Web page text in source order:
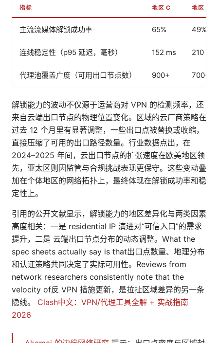
指标 地区 C 地区 D
主流流媒体解锁成功率 65% 49%
连线稳定性（p95 延迟，毫秒） 152 ms 210 ms
代理池覆盖广度（可用出口节点数） 900+ 700+
解锁能力的波动不仅源于运营商对 VPN 的检测频率，还
来自云端出口节点的物理位置变化。区域的云厂商策略在
过去 12 个月里有显著调整，一些出口点被替换或收缩，
直接压缩了可用的出口路径数量。行业数据点出，在
2024–2025 年间，云出口节点的扩张速度在欧美地区领
先，亚太区则因监管与合规挑战表现更保守。这些变动叠
加在个体地区的网络拓扑上，最终体现在解锁成功率和稳
定性上。
引用的公开文献显示，解锁能力的地区差异化与两类因素
高度相关：一是 residential IP 演进对“可信入口”的需求
提升，二是 云端出口节点分布的动态调整。What the
spec sheets actually say is that出口点数量、地理分布
和认证策略共同决定了实际可用性。Reviews from
network researchers consistently note that the
velocity of反 VPN 措施更新，是拉扯区域差异的另一条
隐线。 Clash中文：VPN/代理工具全解 + 实战指南
2026